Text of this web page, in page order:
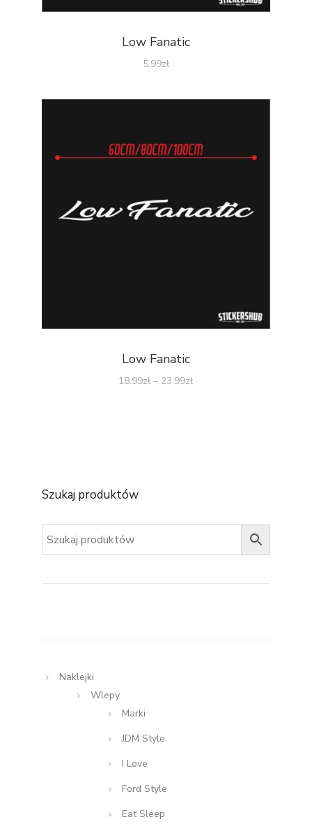
Low Fanatic
5.99zł
Low Fanatic
18.99zł – 23.99zł
Szukaj produktów
Naklejki
Wlepy
Marki
JDM Style
I Love
Ford Style
Eat Sleep